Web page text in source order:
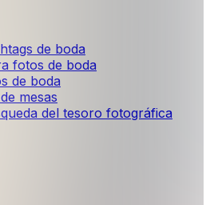
de boda
fotos de boda
de boda
mesas
del tesoro fotográfica